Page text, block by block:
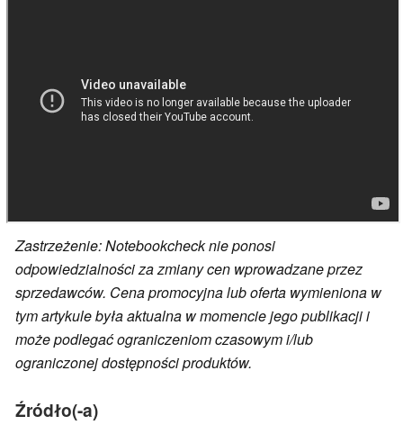
Zastrzeżenie: Notebookcheck nie ponosi
odpowiedzialności za zmiany cen wprowadzane przez
sprzedawców. Cena promocyjna lub oferta wymieniona w
tym artykule była aktualna w momencie jego publikacji i
może podlegać ograniczeniom czasowym i/lub
ograniczonej dostępności produktów.
Źródło(-a)